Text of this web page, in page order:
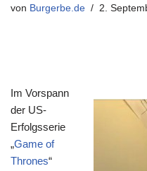
von Burgerbe.de 2.
Im Vorspann
der US-
Erfolgsserie
„Game of
Thrones“